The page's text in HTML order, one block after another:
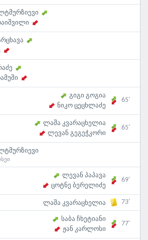
გიგი გოგია
ნიკო ცეცხლაძე
65'
ლაშა კვარაცხელია
ლევან გეგეჭკორი
65'
ლევან პაპავა
ცოტნე ბერელიძე
69'
ლაშა კვარაცხელია 73'
საბა ჩხეტიანი
ჟან კარლოსი
77'